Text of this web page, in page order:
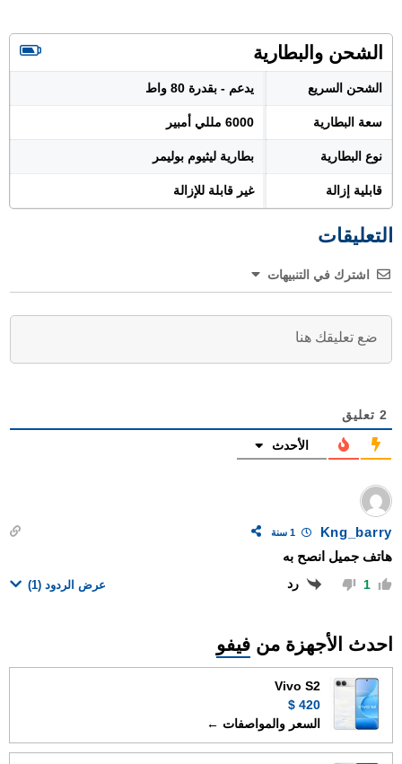
الشحن والبطارية
الشحن السريع يدعم - بقدرة 80 واط
سعة البطارية 6000 مللي أمبير
نوع البطارية بطارية ليثيوم بوليمر
قابلية إزالة غير قابلة للإزالة
التعليقات
اشترك في التنبيهات
2 تعليق
الأحدث
Kng_barry 1 سنة
هاتف جميل انصح به
1 رد عرض الردود (1)
احدث الأجهزة من فيفو
Vivo S2
420 $
السعر والمواصفات ←